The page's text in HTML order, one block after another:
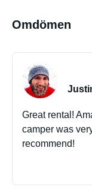
Omdömen
Great rental!
camper was
recommend!